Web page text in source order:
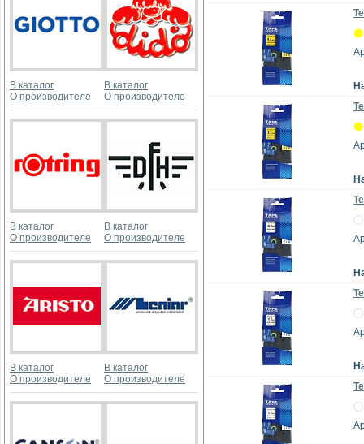
В каталог
О производителе
В каталог
О производителе
В каталог
О производителе
В каталог
О производителе
В каталог
О производителе
В каталог
О производителе